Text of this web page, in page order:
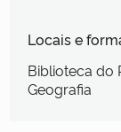
Locais e
Biblioteca do
Geografia